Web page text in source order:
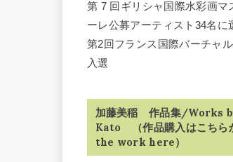
第 7 回ギリシャ国際水彩画マ
ーレ公募アーティスト34名に
第2回フランス国際バーチャ
入選
加藤美稲 作品集/Works
Kato （作品購入はこち
the work here）